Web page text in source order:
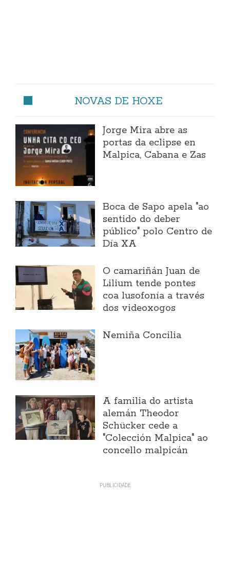
NOVAS DE HOXE
Jorge Mira abre as
portas da eclipse en
Malpica, Cabana e Zas
Boca de Sapo apela "ao
sentido do deber
público" polo Centro de
Día XA
O camariñán Juan de
Lilium tende pontes
coa lusofonía a través
dos videoxogos
Nemiña Concilia
A familia do artista
alemán Theodor
Schücker cede a
"Colección Malpica" ao
concello malpicán